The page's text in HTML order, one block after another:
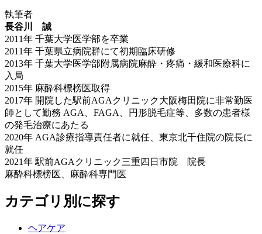
執筆者
長谷川 誠
2011年 千葉大学医学部を卒業
2011年 千葉県立病院群にて初期臨床研修
2013年 千葉大学医学部附属病院麻酔・疼痛・緩和医療科に
入局
2015年 麻酔科標榜医取得
2017年 開院した駅前AGAクリニック大阪梅田院に非常勤医
師として勤務 AGA、FAGA、円形脱毛症等、多数の患者様
の発毛治療にあたる
2020年 AGA診療指導責任者に就任、東京北千住院の院長に
就任
2021年 駅前AGAクリニック三重四日市院 院長
麻酔科標榜医、麻酔科専門医
カテゴリ別に探す
ヘアケア